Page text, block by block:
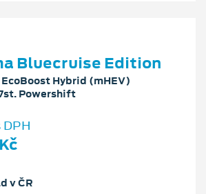
Bluecruise Edition
Hybrid (mHEV)
Powershift
v ČR